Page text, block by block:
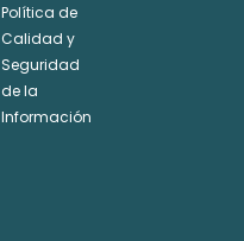
Política de
Calidad y
Seguridad
de la
Información